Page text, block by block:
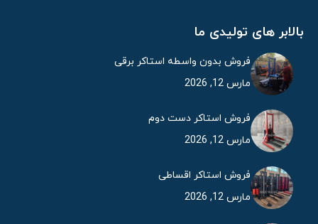
بالابر های تولیدی ما
فروش بدون واسطه استاکر برقی
مارس 12, 2026
فروش استاکر دست دوم
مارس 12, 2026
فروش استاکر اقساطی
مارس 12, 2026